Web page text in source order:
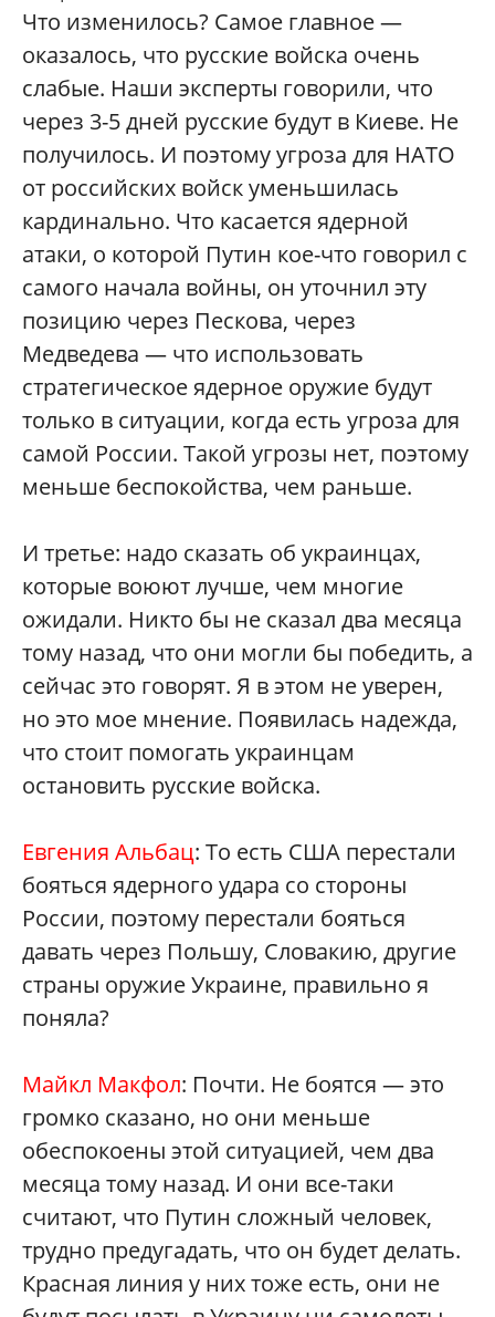
Что изменилось? Самое главное —
оказалось, что русские войска очень
слабые. Наши эксперты говорили, что
через 3-5 дней русские будут в Киеве. Не
получилось. И поэтому угроза для НАТО
от российских войск уменьшилась
кардинально. Что касается ядерной
атаки, о которой Путин кое-что говорил с
самого начала войны, он уточнил эту
позицию через Пескова, через
Медведева — что использовать
стратегическое ядерное оружие будут
только в ситуации, когда есть угроза для
самой России. Такой угрозы нет, поэтому
меньше беспокойства, чем раньше.
И третье: надо сказать об украинцах,
которые воюют лучше, чем многие
ожидали. Никто бы не сказал два месяца
тому назад, что они могли бы победить, а
сейчас это говорят. Я в этом не уверен,
но это мое мнение. Появилась надежда,
что стоит помогать украинцам
остановить русские войска.
Евгения Альбац: То есть США перестали
бояться ядерного удара со стороны
России, поэтому перестали бояться
давать через Польшу, Словакию, другие
страны оружие Украине, правильно я
поняла?
Майкл Макфол: Почти. Не боятся — это
громко сказано, но они меньше
обеспокоены этой ситуацией, чем два
месяца тому назад. И они все-таки
считают, что Путин сложный человек,
трудно предугадать, что он будет делать.
Красная линия у них тоже есть, они не